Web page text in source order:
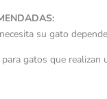
su gato
gatos que